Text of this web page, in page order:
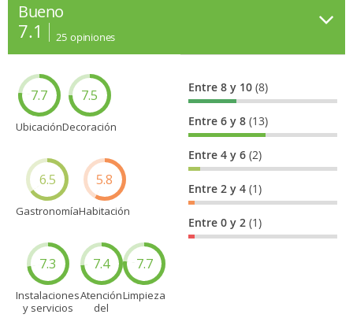
Bueno
7.1 25 opiniones
7.7
Ubicación
7.5
Decoración
6.5
Gastronomía
5.8
Habitación
7.3
Instalaciones
y servicios
7.4
Atención
del
7.7
Limpieza
Entre 8 y 10(8)
Entre 6 y 8(13)
Entre 4 y 6(2)
Entre 2 y 4(1)
Entre 0 y 2(1)